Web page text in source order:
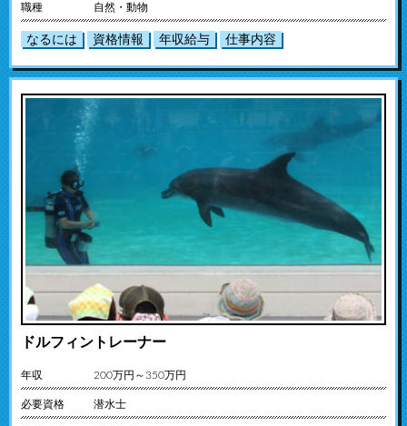
職種 自然・動物
なるには 資格情報 年収給与 仕事内容
ドルフィントレーナー
年収 200万円～350万円
必要資格 潜水士